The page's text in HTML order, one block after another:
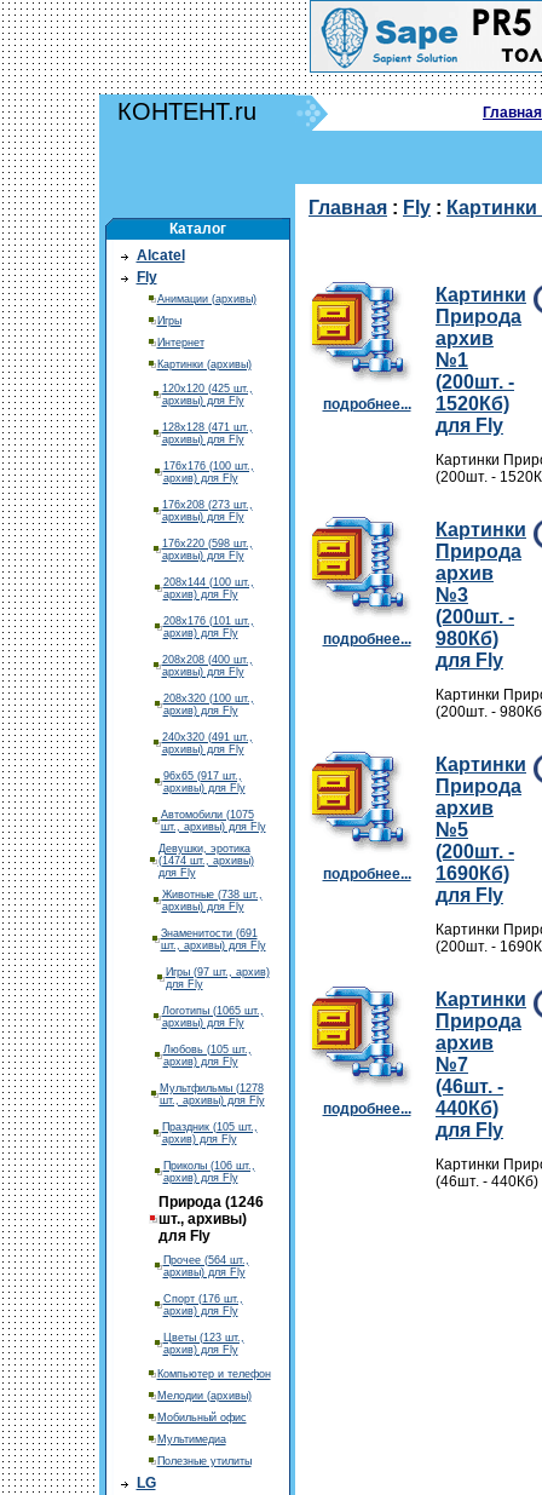
КОНТЕНТ.ru Главная
Каталог
Alcatel
Fly
Анимации (архивы)
Игры
Интернет
Картинки (архивы)
120х120 (425 шт.,
архивы) для Fly
128х128 (471 шт.,
архивы) для Fly
176х176 (100 шт.,
архив) для Fly
176х208 (273 шт.,
архивы) для Fly
176х220 (598 шт.,
архивы) для Fly
208х144 (100 шт.,
архив) для Fly
208х176 (101 шт.,
архив) для Fly
208х208 (400 шт.,
архивы) для Fly
208х320 (100 шт.,
архив) для Fly
240х320 (491 шт.,
архивы) для Fly
96х65 (917 шт.,
архивы) для Fly
Автомобили (1075
шт., архивы) для Fly
Девушки, эротика
(1474 шт., архивы)
для Fly
Животные (738 шт.,
архивы) для Fly
Знаменитости (691
шт., архивы) для Fly
Игры (97 шт., архив)
для Fly
Логотипы (1065 шт.,
архивы) для Fly
Любовь (105 шт.,
архив) для Fly
Мультфильмы (1278
шт., архивы) для Fly
Праздник (105 шт.,
архив) для Fly
Приколы (106 шт.,
архив) для Fly
Природа (1246
шт., архивы)
для Fly
Прочее (564 шт.,
архивы) для Fly
Спорт (176 шт.,
архив) для Fly
Цветы (123 шт.,
архив) для Fly
Компьютер и телефон
Мелодии (архивы)
Мобильный офис
Мультимедиа
Полезные утилиты
LG
Главная : Fly :
подробнее...
Картинки
Природа
архив
№1
(200шт. -
1520Кб)
для Fly
Картинки
(200шт. -
подробнее...
Картинки
Природа
архив
№3
(200шт. -
980Кб)
для Fly
Картинки
(200шт. -
подробнее...
Картинки
Природа
архив
№5
(200шт. -
1690Кб)
для Fly
Картинки
(200шт. -
подробнее...
Картинки
Природа
архив
№7
(46шт. -
440Кб)
для Fly
Картинки
(46шт. - 440Кб)